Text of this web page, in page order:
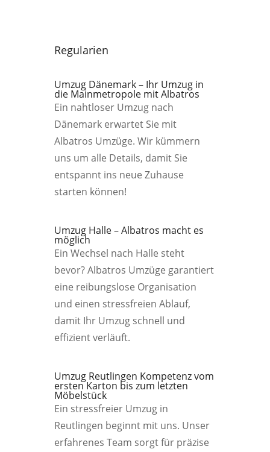
Regularien
Umzug Dänemark – Ihr Umzug in
die Mainmetropole mit Albatros
Ein nahtloser Umzug nach
Dänemark erwartet Sie mit
Albatros Umzüge. Wir kümmern
uns um alle Details, damit Sie
entspannt ins neue Zuhause
starten können!
Umzug Halle – Albatros macht es
möglich
Ein Wechsel nach Halle steht
bevor? Albatros Umzüge garantiert
eine reibungslose Organisation
und einen stressfreien Ablauf,
damit Ihr Umzug schnell und
effizient verläuft.
Umzug Reutlingen Kompetenz vom
ersten Karton bis zum letzten
Möbelstück
Ein stressfreier Umzug in
Reutlingen beginnt mit uns. Unser
erfahrenes Team sorgt für präzise